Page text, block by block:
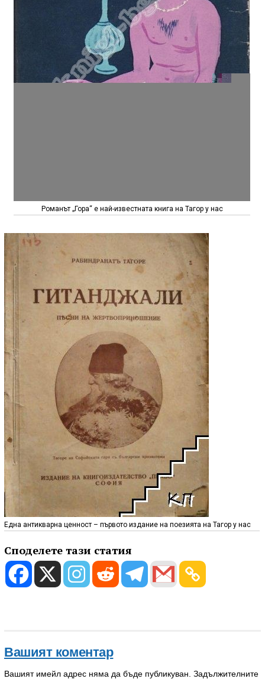
Романът „Гора“ е най-известната книга на Тагор у нас
Една антикварна ценност – първото издание на поезията на Тагор у нас
Споделете тази статия
Вашият коментар
Вашият имейл адрес няма да бъде публикуван. Задължителните